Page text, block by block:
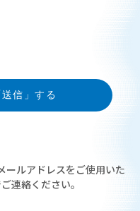
ールアドレスをご使用いた
連絡ください。